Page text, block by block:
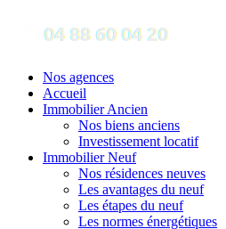
Nos agences
Accueil
Immobilier Ancien
Nos biens anciens
Investissement locatif
Immobilier Neuf
Nos résidences neuves
Les avantages du neuf
Les étapes du neuf
Les normes énergétiques